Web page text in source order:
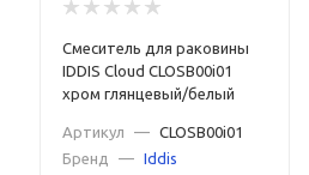
Смеситель для раковины
IDDIS Cloud CLOSB00i01
хром глянцевый/белый
Артикул — CLOSB00i01
Бренд
— Iddis